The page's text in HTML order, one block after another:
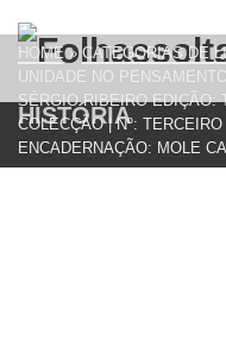
HISTÓRIA
HOME » CATEGORIAS DE
UNIDADE NO
SÉRGIO RIBEIRO EDIÇÃO:
COLECÇÃO | Nº:
ENCADERNAÇÃO: MOLE